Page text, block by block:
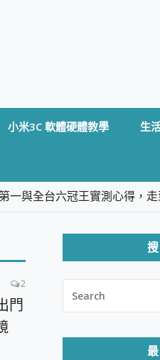
小米3C 軟體硬體教學 生
一與全台六冠王實測心得，走
機 SpotCam Solo 3 2.5K高
薄商務筆電 Copilot+ PC
持久續航與 IP69K 高防護
鏡頭貼與軍規防摔殼完整開箱
2
門
FOR: